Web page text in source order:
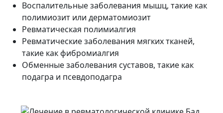
Воспалительные заболевания мышц, такие как
полимиозит или дерматомиозит
Ревматическая полимиалгия
Ревматические заболевания мягких тканей,
такие как фибромиалгия
Обменные заболевания суставов, такие как
подагра и псевдоподагра